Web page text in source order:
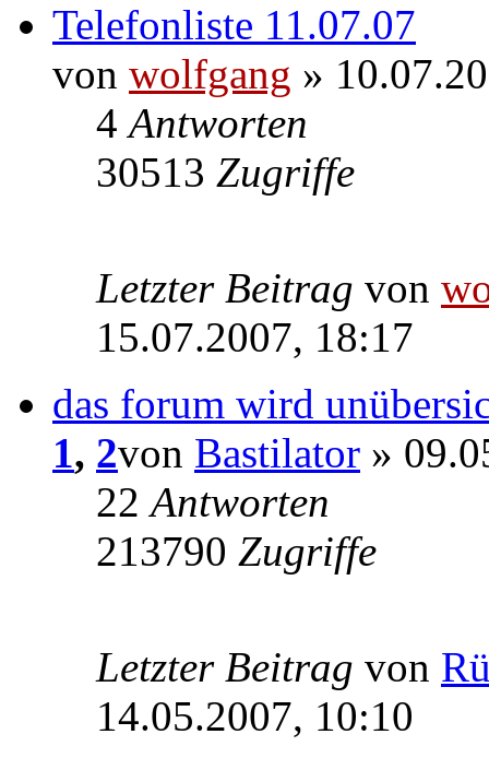
Telefonliste 11.07.07
von wolfgang »
4Antworten
30513 Zugriffe
Letzter Beitrag von
15.07.2007, 18:17
das forum wird
1, 2von Bastilator »
22Antworten
213790 Zugriffe
Letzter Beitrag von
14.05.2007, 10:10